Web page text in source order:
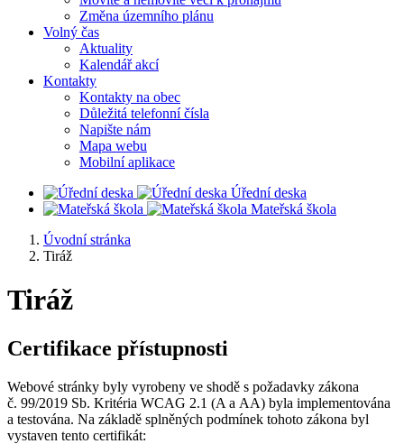
Změna územního plánu
Volný čas
Aktuality
Kalendář akcí
Kontakty
Kontakty na obec
Důležitá telefonní čísla
Napište nám
Mapa webu
Mobilní aplikace
Úřední deska
Mateřská škola
Úvodní stránka
Tiráž
Tiráž
Certifikace přístupnosti
Webové stránky byly vyrobeny ve shodě s požadavky zákona
č. 99/2019 Sb. Kritéria WCAG 2.1 (A a AA) byla implementována
a testována. Na základě splněných podmínek tohoto zákona byl
vystaven tento certifikát: